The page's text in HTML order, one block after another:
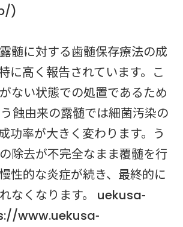
)
髄に対する歯髄保存療法の成
に高く報告されています。こ
ない状態での処置であるため
蝕由来の露髄では細菌汚染の
功率が大きく変わります。う
の除去が不完全なまま覆髄を行
性的な炎症が続き、最終的に
なくなります。 uekusa-
www.uekusa-